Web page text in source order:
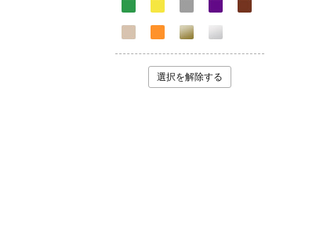
選択を解除する